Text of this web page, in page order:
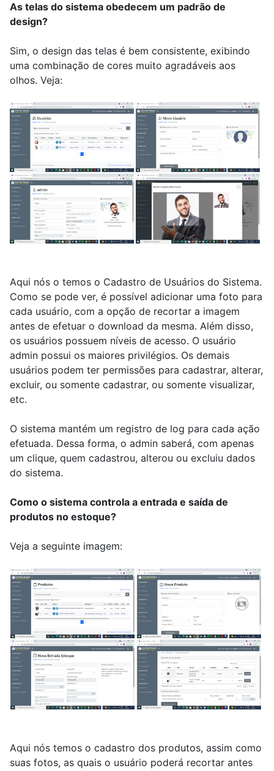
As telas do sistema obedecem um padrão de
design?
Sim, o design das telas é bem consistente, exibindo
uma combinação de cores muito agradáveis aos
olhos. Veja:
Aqui nós o temos o Cadastro de Usuários do Sistema.
Como se pode ver, é possível adicionar uma foto para
cada usuário, com a opção de recortar a imagem
antes de efetuar o download da mesma. Além disso,
os usuários possuem níveis de acesso. O usuário
admin possui os maiores privilégios. Os demais
usuários podem ter permissões para cadastrar, alterar,
excluir, ou somente cadastrar, ou somente visualizar,
etc.
O sistema mantém um registro de log para cada ação
efetuada. Dessa forma, o admin saberá, com apenas
um clique, quem cadastrou, alterou ou excluiu dados
do sistema.
Como o sistema controla a entrada e saída de
produtos no estoque?
Veja a seguinte imagem:
Aqui nós temos o cadastro dos produtos, assim como
suas fotos, as quais o usuário poderá recortar antes